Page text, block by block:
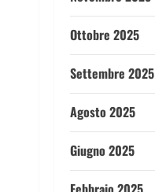
Ottobre 2025
Settembre 2025
Agosto 2025
Giugno 2025